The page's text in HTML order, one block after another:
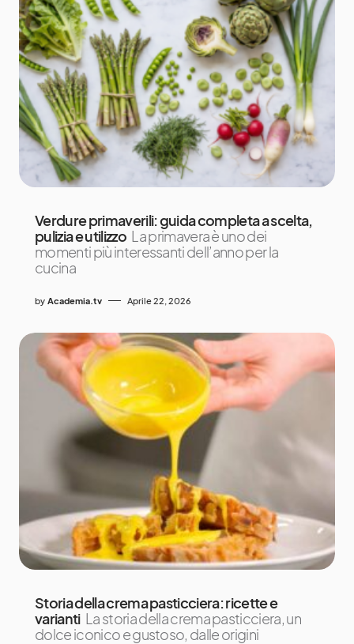
Verdure primaverili: guida completa a scelta,
pulizia e utilizzo La primavera è uno dei
momenti più interessanti dell’anno per la
cucina
by Academia.tv Aprile 22, 2026
Storia della crema pasticciera: ricette e
varianti La storia della crema pasticciera, un
dolce iconico e gustoso, dalle origini